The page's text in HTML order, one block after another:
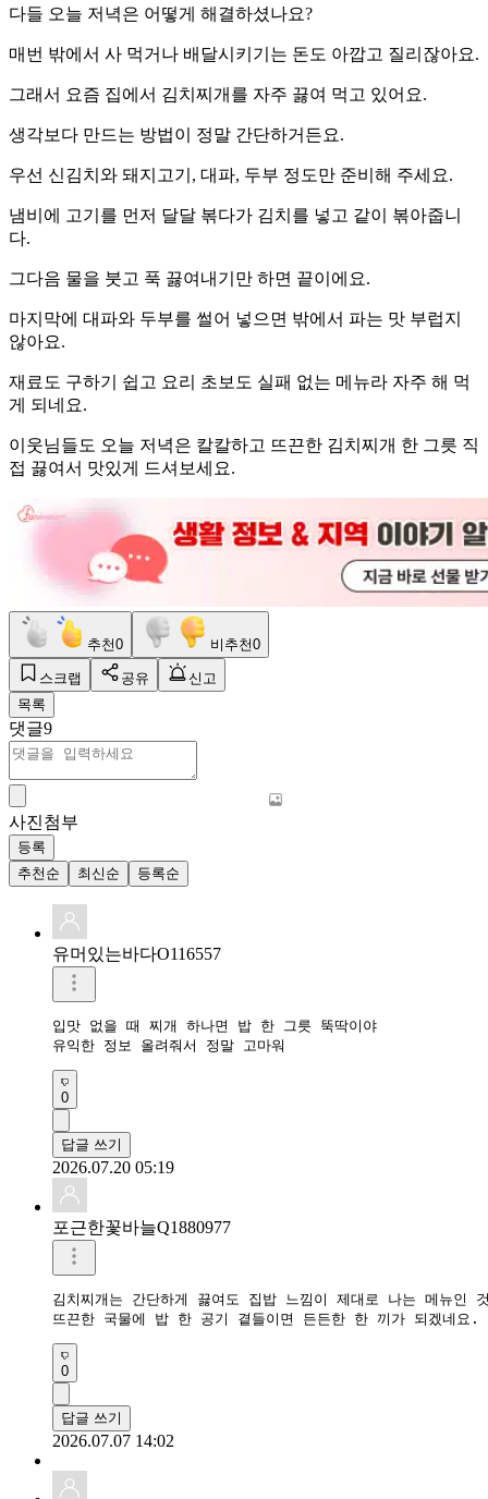
다들 오늘 저녁은 어떻게 해결하셨나요?
매번 밖에서 사 먹거나 배달시키기는 돈도 아깝고 질리잖아요.
그래서 요즘 집에서 김치찌개를 자주 끓여 먹고 있어요.
생각보다 만드는 방법이 정말 간단하거든요.
우선 신김치와 돼지고기, 대파, 두부 정도만 준비해 주세요.
냄비에 고기를 먼저 달달 볶다가 김치를 넣고 같이 볶아줍니
다.
그다음 물을 붓고 푹 끓여내기만 하면 끝이에요.
마지막에 대파와 두부를 썰어 넣으면 밖에서 파는 맛 부럽지
않아요.
재료도 구하기 쉽고 요리 초보도 실패 없는 메뉴라 자주 해 먹
게 되네요.
이웃님들도 오늘 저녁은 칼칼하고 뜨끈한 김치찌개 한 그릇 직
접 끓여서 맛있게 드셔보세요.
추천0 비추천0
스크랩 공유
신고
목록
댓글9
사진첨부
등록
추천순
최신순 등록순
유머있는바다O116557
입맛 없을 때 찌개 하나면 밥 한 그릇 뚝딱이야
유익한 정보 올려줘서 정말 고마워
0
답글 쓰기
2026.07.20 05:19
포근한꽃바늘Q1880977
김치찌개는 간단하게 끓여도 집밥 느낌이 제대로 나는 메뉴인
0
답글 쓰기
2026.07.07 14:02